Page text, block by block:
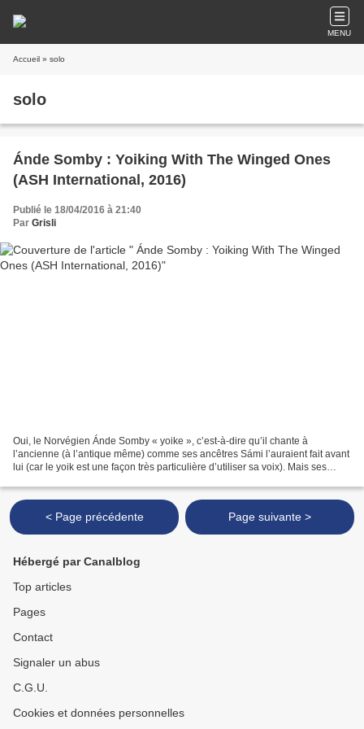
MENU
Accueil » solo
solo
Ánde Somby : Yoiking With The Winged Ones
(ASH International, 2016)
Publié le 18/04/2016 à 21:40
Par Grisli
Oui, le Norvégien Ánde Somby « yoike », c’est-à-dire qu’il chante à
l’ancienne (à l’antique même) comme ses ancêtres Sámi l’auraient fait avant
lui (car le yoik est une façon très particulière d’utiliser sa voix). Mais ses
< Page précédente Page suivante >
Hébergé par Canalblog
Top articles
Pages
Contact
Signaler un abus
C.G.U.
Cookies et données personnelles